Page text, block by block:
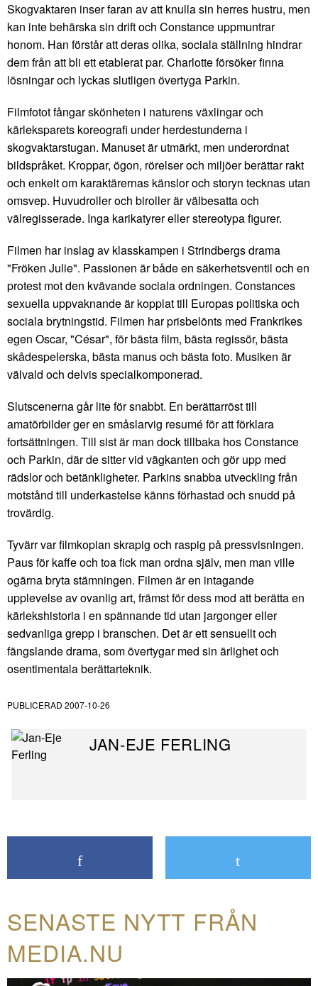
Skogvaktaren inser faran av att knulla sin herres hustru, men
kan inte behärska sin drift och Constance uppmuntrar
honom. Han förstår att deras olika, sociala ställning hindrar
dem från att bli ett etablerat par. Charlotte försöker finna
lösningar och lyckas slutligen övertyga Parkin.
Filmfotot fångar skönheten i naturens växlingar och
kärleksparets koreografi under herdestunderna i
skogvaktarstugan. Manuset är utmärkt, men underordnat
bildspråket. Kroppar, ögon, rörelser och miljöer berättar rakt
och enkelt om karaktärernas känslor och storyn tecknas utan
omsvep. Huvudroller och biroller är välbesatta och
välregisserade. Inga karikatyrer eller stereotypa figurer.
Filmen har inslag av klasskampen i Strindbergs drama
"Fröken Julie". Passionen är både en säkerhetsventil och en
protest mot den kvävande sociala ordningen. Constances
sexuella uppvaknande är kopplat till Europas politiska och
sociala brytningstid. Filmen har prisbelönts med Frankrikes
egen Oscar, "César", för bästa film, bästa regissör, bästa
skådespelerska, bästa manus och bästa foto. Musiken är
välvald och delvis specialkomponerad.
Slutscenerna går lite för snabbt. En berättarröst till
amatörbilder ger en småslarvig resumé för att förklara
fortsättningen. Till sist är man dock tillbaka hos Constance
och Parkin, där de sitter vid vägkanten och gör upp med
rädslor och betänkligheter. Parkins snabba utveckling från
motstånd till underkastelse känns förhastad och snudd på
trovärdig.
Tyvärr var filmkopian skrapig och raspig på pressvisningen.
Paus för kaffe och toa fick man ordna själv, men man ville
ogärna bryta stämningen. Filmen är en intagande
upplevelse av ovanlig art, främst för dess mod att berätta en
kärlekshistoria i en spännande tid utan jargonger eller
sedvanliga grepp i branschen. Det är ett sensuellt och
fängslande drama, som övertygar med sin ärlighet och
osentimentala berättarteknik.
PUBLICERAD 2007-10-26
JAN-EJE FERLING
SENASTE NYTT FRÅN
MEDIA.NU